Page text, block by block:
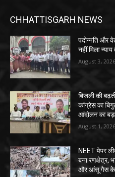
CHHATTISGARH NEWS
पदोन्नति और
नहीं मिला
August 3, 2026
बिजली की
कांग्रेस का
आंदोलन का
August 1, 2026
NEET पेपर
बना रणक्षेत्र,
और आंसू गैस के